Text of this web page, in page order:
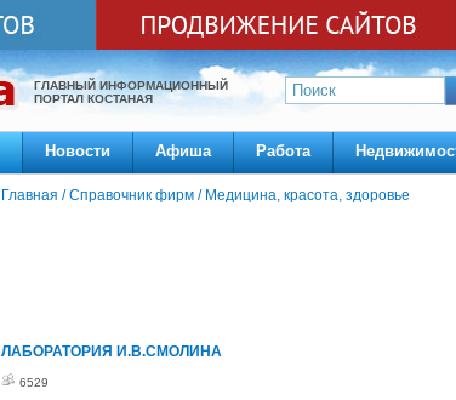
ГЛАВНЫЙ ИНФОРМАЦИОННЫЙ
ПОРТАЛ КОСТАНАЯ
Новости Афиша Работа
Главная /Справочник фирм / Медицина, красота, здоровье
ЛАБОРАТОРИЯ И.В.СМОЛИНА
6529